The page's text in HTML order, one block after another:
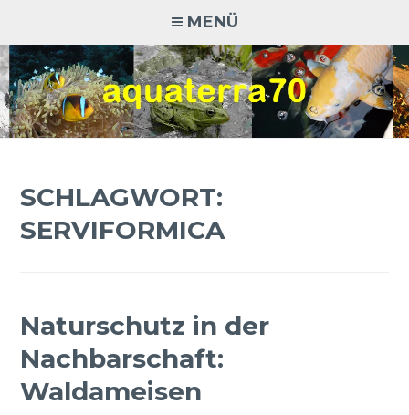
springen
MENÜ
AQUATERRA70
Aquaristik · Terraristik · Natur- und Artenschutz
SCHLAGWORT:
SERVIFORMICA
Naturschutz in der
Nachbarschaft:
Waldameisen